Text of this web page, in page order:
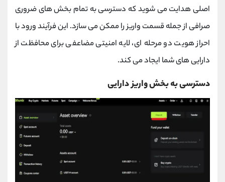
اصلی هدایت می ‌شوید که دسترسی به تمام بخش‌ های ضروری
صرافی از جمله قسمت واریز را ممکن می ‌سازد. این فرآیند ورود با
احراز هویت دو مرحله‌ ای، لایه امنیتی مضاعفی برای محافظت از
دارایی ‌های شما ایجاد می کند.
دسترسی به بخش واریز دارایی